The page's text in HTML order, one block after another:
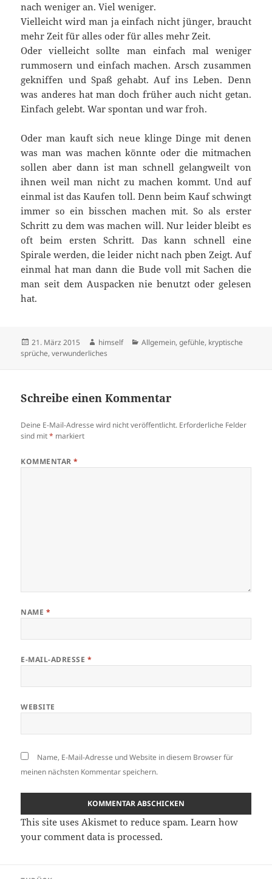
nach weniger an. Viel weniger.
Vielleicht wird man ja einfach nicht jünger, braucht
mehr Zeit für alles oder für alles mehr Zeit.
Oder vielleicht sollte man einfach mal weniger
rummosern und einfach machen. Arsch zusammen
gekniffen und Spaß gehabt. Auf ins Leben. Denn
was anderes hat man doch früher auch nicht getan.
Einfach gelebt. War spontan und war froh.
Oder man kauft sich neue klinge Dinge mit denen
was man was machen könnte oder die mitmachen
sollen aber dann ist man schnell gelangweilt von
ihnen weil man nicht zu machen kommt. Und auf
einmal ist das Kaufen toll. Denn beim Kauf schwingt
immer so ein bisschen machen mit. So als erster
Schritt zu dem was machen will. Nur leider bleibt es
oft beim ersten Schritt. Das kann schnell eine
Spirale werden, die leider nicht nach pben Zeigt. Auf
einmal hat man dann die Bude voll mit Sachen die
man seit dem Auspacken nie benutzt oder gelesen
hat.
Veröffentlicht
am
21. März 2015 Autor
himself Kategorien
Allgemein,gefühle, kryptische
sprüche,verwunderliches
Schreibe einen Kommentar
Deine E-Mail-Adresse wird nicht veröffentlicht. Erforderliche Felder
sind mit* markiert
KOMMENTAR*
NAME *
E-MAIL-ADRESSE *
WEBSITE
Name, E-Mail-Adresse und Website in diesem Browser für
meinen nächsten Kommentar speichern.
This site uses Akismet to reduce spam.Learn how
your comment data is processed.